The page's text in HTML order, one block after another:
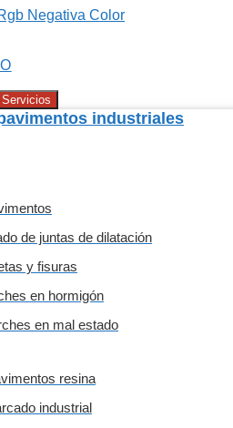
industriales
de juntas de dilatación
y fisuras
en hormigón
en mal estado
resina
industrial